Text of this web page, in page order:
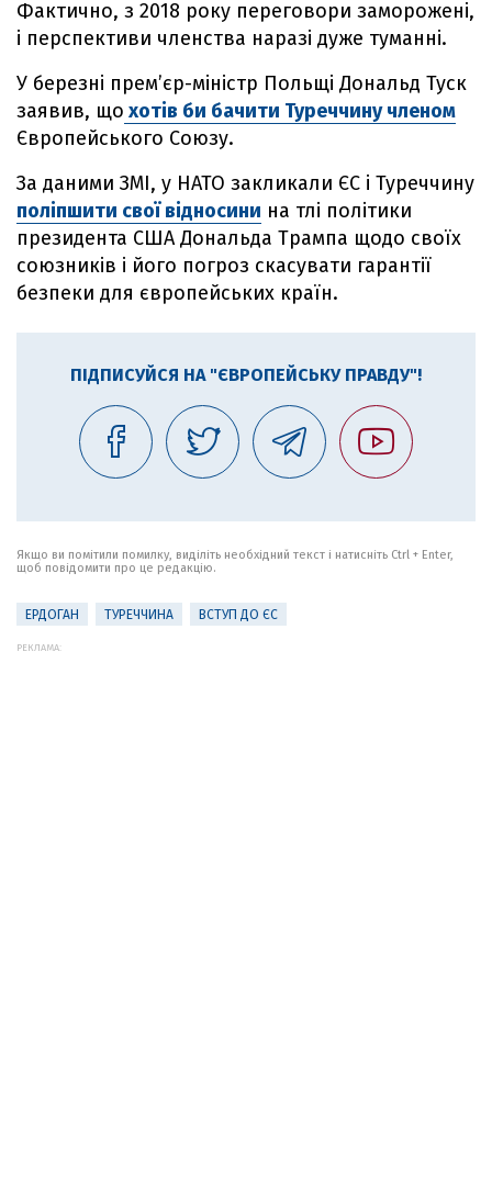
Фактично, з 2018 року переговори заморожені,
і перспективи членства наразі дуже туманні.
У березні прем’єр-міністр Польщі Дональд Туск
заявив, що хотів би бачити Туреччину членом
Європейського Союзу.
За даними ЗМІ, у НАТО закликали ЄС і Туреччину
поліпшити свої відносини на тлі політики
президента США Дональда Трампа щодо своїх
союзників і його погроз скасувати гарантії
безпеки для європейських країн.
ПІДПИСУЙСЯ НА "ЄВРОПЕЙСЬКУ ПРАВДУ"!
Якщо ви помітили помилку, виділіть необхідний текст і натисніть Ctrl + Enter,
щоб повідомити про це редакцію.
ЕРДОГАН ТУРЕЧЧИНА ВСТУП ДО ЄС
РЕКЛАМА: